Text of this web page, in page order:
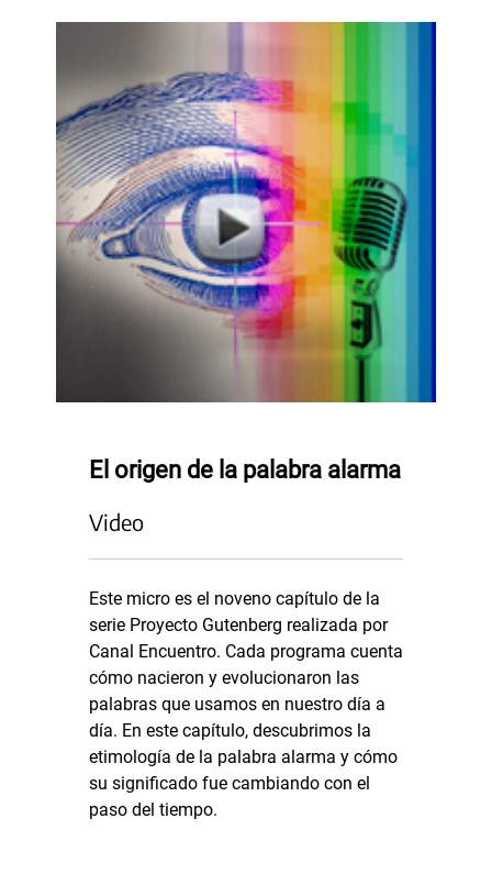
El origen de la palabra alarma
Video
Este micro es el noveno capítulo de la
serie Proyecto Gutenberg realizada por
Canal Encuentro. Cada programa cuenta
cómo nacieron y evolucionaron las
palabras que usamos en nuestro día a
día. En este capítulo, descubrimos la
etimología de la palabra alarma y cómo
su significado fue cambiando con el
paso del tiempo.